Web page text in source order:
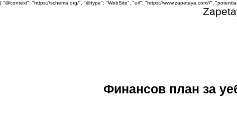
{ "@context": "https://schema.org/", "@type": "WebSite", "url": "https://www.zapetaya.com//",
Финансов план за